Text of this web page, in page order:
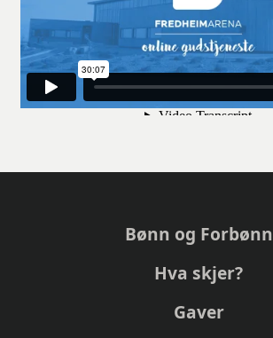
Bønn og Forbønn
Hva skjer?
Gaver